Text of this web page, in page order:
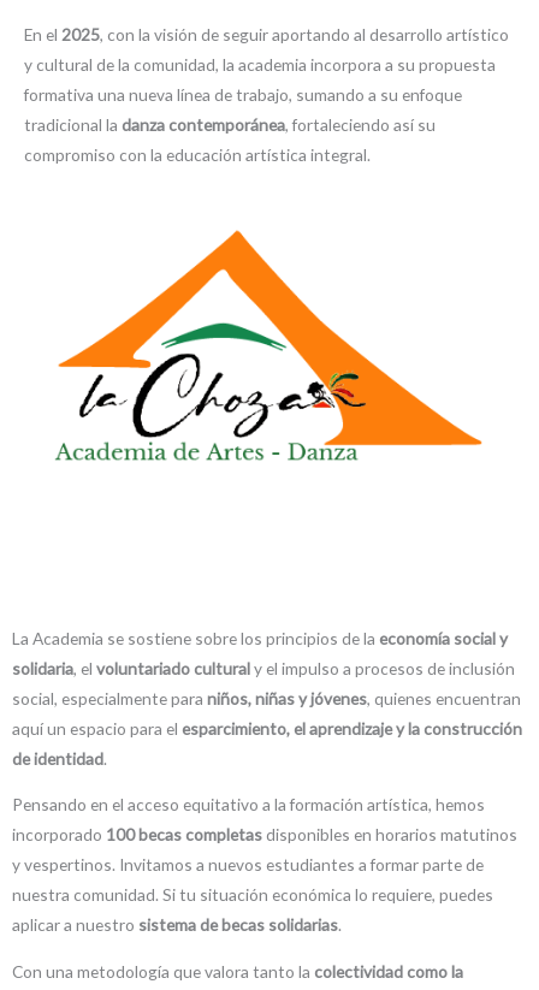
En el 2025, con la visión de seguir aportando al desarrollo artístico
y cultural de la comunidad, la academia incorpora a su propuesta
formativa una nueva línea de trabajo, sumando a su enfoque
tradicional la danza contemporánea, fortaleciendo así su
compromiso con la educación artística integral.
La Academia se sostiene sobre los principios de la economía social y
solidaria, el voluntariado culturaly el impulso a procesos de inclusión
social, especialmente para niños, niñas y jóvenes, quienes encuentran
aquí un espacio para el esparcimiento, el aprendizaje y la construcción
de identidad.
Pensando en el acceso equitativo a la formación artística, hemos
incorporado 100 becas completas disponibles en horarios matutinos
y vespertinos. Invitamos a nuevos estudiantes a formar parte de
nuestra comunidad. Si tu situación económica lo requiere, puedes
aplicar a nuestro sistema de becas solidarias.
Con una metodología que valora tanto la colectividad como la